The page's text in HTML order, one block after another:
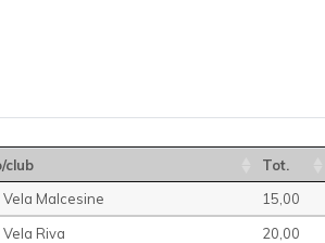
club Tot.
Vela Malcesine 15,00
Riva 20,00